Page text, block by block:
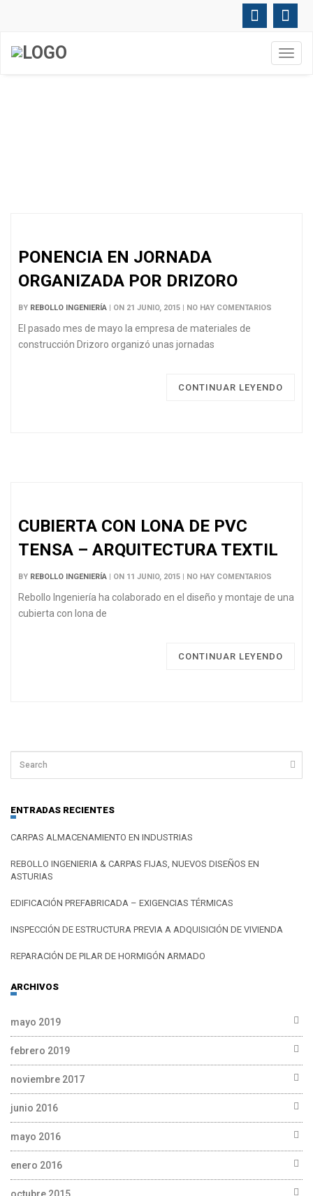
PONENCIA EN JORNADA
ORGANIZADA POR DRIZORO
BY REBOLLO INGENIERÍA | ON 21 JUNIO, 2015 | NO HAY COMENTARIOS
El pasado mes de mayo la empresa de materiales de
construcción Drizoro organizó unas jornadas
CONTINUAR LEYENDO
CUBIERTA CON LONA DE PVC
TENSA – ARQUITECTURA TEXTIL
BY REBOLLO INGENIERÍA | ON 11 JUNIO, 2015 | NO HAY COMENTARIOS
Rebollo Ingeniería ha colaborado en el diseño y montaje de una
cubierta con lona de
CONTINUAR LEYENDO
ENTRADAS RECIENTES
CARPAS ALMACENAMIENTO EN INDUSTRIAS
REBOLLO INGENIERIA & CARPAS FIJAS, NUEVOS DISEÑOS EN
ASTURIAS
EDIFICACIÓN PREFABRICADA – EXIGENCIAS TÉRMICAS
INSPECCIÓN DE ESTRUCTURA PREVIA A ADQUISICIÓN DE VIVIENDA
REPARACIÓN DE PILAR DE HORMIGÓN ARMADO
ARCHIVOS
mayo 2019
febrero 2019
noviembre 2017
junio 2016
mayo 2016
enero 2016